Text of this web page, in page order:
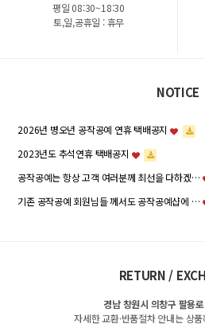
평일 08:30~18:30
토,일,공휴일 : 휴무
NOTICE
2026년 병오년 공작공예 연휴 택배공지
2023년도 추석연휴 택배공지
공작공예는 항상 고객 여러분께 최선을 다하겠…
기존 공작공예 회원님들 께서도 공작공예샵에 …
RETURN /
경남 창원시 의창구 팔용
자세한 교환·반품절차 안내는 상